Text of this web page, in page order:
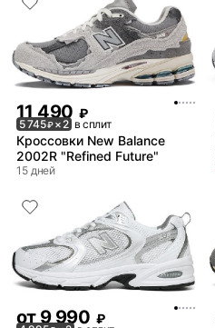
11 490 ₽
5 745₽× 2 в сплит
Кроссовки New Balance
2002R "Refined Future"
15 дней
от9 990 ₽